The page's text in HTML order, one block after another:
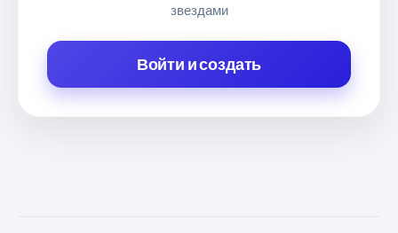
звездами
Войти и создать